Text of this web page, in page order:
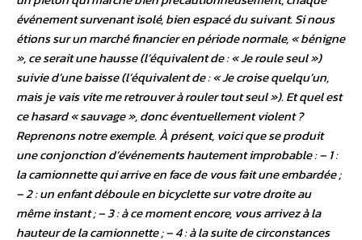
événement survenant isolé, bien espacé du suivant. Si nous
étions sur un marché financier en période normale, « bénigne
», ce serait une hausse (l’équivalent de : « Je roule seul »)
suivie d’une baisse (l’équivalent de : « Je croise quelqu’un,
mais je vais vite me retrouver à rouler tout seul »). Et quel est
ce hasard « sauvage », donc éventuellement violent ?
Reprenons notre exemple. À présent, voici que se produit
une conjonction d’événements hautement improbable : – 1 :
la camionnette qui arrive en face de vous fait une embardée ;
– 2 : un enfant déboule en bicyclette sur votre droite au
même instant ; – 3 : à ce moment encore, vous arrivez à la
hauteur de la camionnette ; – 4 : à la suite de circonstances